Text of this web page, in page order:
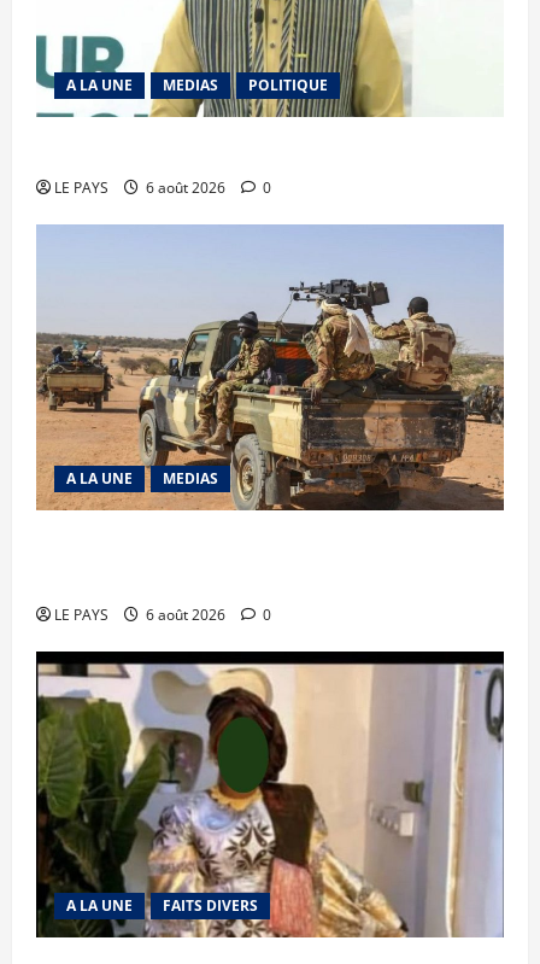
A LA UNE MEDIAS POLITIQUE
LE PAYS 6 août 2026 0
A LA UNE MEDIAS
LE PAYS 6 août 2026 0
A LA UNE FAITS DIVERS